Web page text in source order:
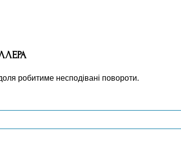
робитиме несподівані повороти.